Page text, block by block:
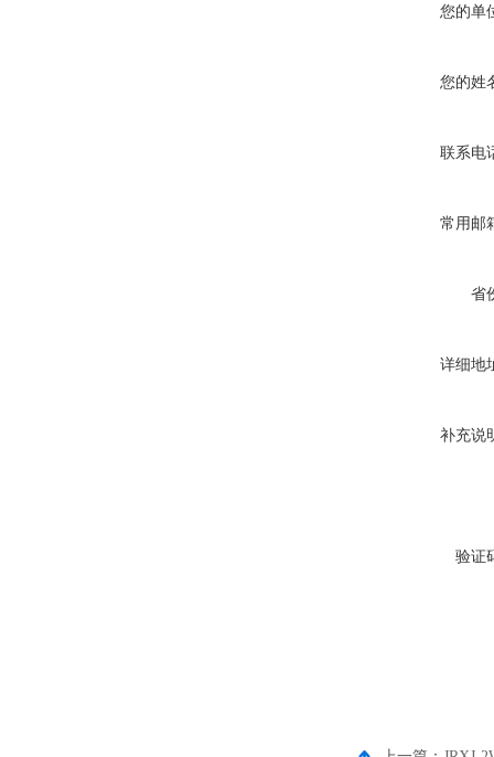
您的单
您的姓
联系电
常用邮
省
详细地
补充说
验证